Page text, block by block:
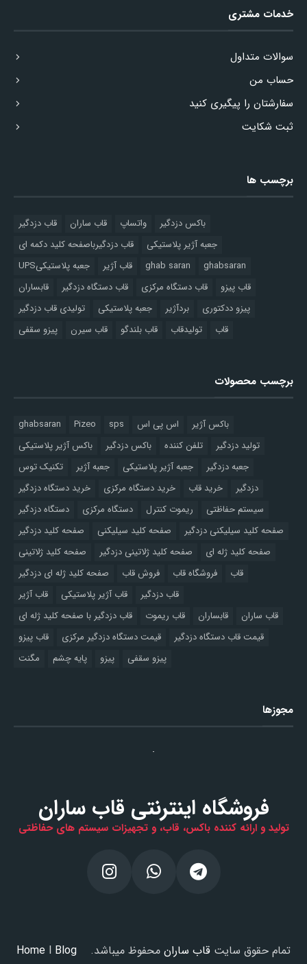
خدمات مشتری
سوالات متداول
حساب من
سفارشتان را پیگیری کنید
ثبت شکایت
برچسب ها
قاب دزدگیر قاب ساران واتساپ
باکس دزدگیر
قاب دزدگیرباصفحه کلید دکمه ای
جعبه آژیر پلاستیکی
جعبه پلاستیکیUPS
قاب آژیر ghab saran
ghabsaran
قابساران
قاب دستگاه دزدگیر قاب دستگاه مرکزی
قاب پیزو
تولیدی قاب دزدگیر
جعبه پلاستیکی بردآژیر
پیزو ددکتوری
پیزو سقفی
قاب سیرن قاب بلندگو تولیدقاب قاب
برچسب محصولات
ghabsaran Pizeo sps اس پی اس
باکس آژیر
باکس آژیر پلاستیکی
باکس دزدگیر تلفن کننده
تولید دزدگیر
تکنیک توس
جعبه آژیر جعبه آژیر پلاستیکی
جعبه دزدگیر
خرید دستگاه دزدگیر
خرید دستگاه مرکزی خرید قاب
دزدگیر
دستگاه دزدگیر
دستگاه مرکزی ریموت کنترل
سیستم حفاظتی
صفحه کلید دزدگیر
صفحه کلید سیلیکنی
صفحه کلید سیلیکنی دزدگیر
صفحه کلید ژلاتینی
صفحه کلید ژلاتینی دزدگیر
صفحه کلید ژله ای
صفحه کلید ژله ای دزدگیر
فروش قاب فروشگاه قاب
قاب
قاب آژیر
قاب آژیر پلاستیکی
قاب دزدگیر
قاب دزدگیر با صفحه کلید ژله ای
قاب ریموت قابساران
قاب ساران
قاب پیزو
قیمت دستگاه دزدگیر مرکزی
قیمت قاب دستگاه دزدگیر
مگنت
پایه چشم پیزو پیزو سقفی
مجوزها
فروشگاه اینترنتی قاب ساران
تولید و ارائه کننده باکس، قاب، و تجهیزات سیستم های حفاظتی
تمام حقوق سایت قاب ساران محفوظ میباشد. Home l Blog